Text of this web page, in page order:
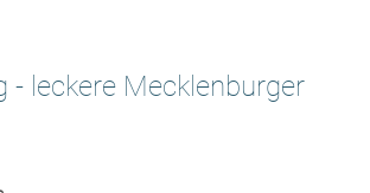
- leckere Mecklenburger